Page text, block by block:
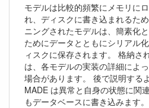
モデルは比較的頻繁にメモリに
れ、ディスクに書き込まれるた
ニングされたモデルは、簡素化
ためにデータとともにシリアル
ィスクに保存されます。 格納さ
は、各モデルの実装の詳細によ
場合があります。 後で説明するよ
MADE は異常と自身の状態に関
もデータベースに書き込みます。